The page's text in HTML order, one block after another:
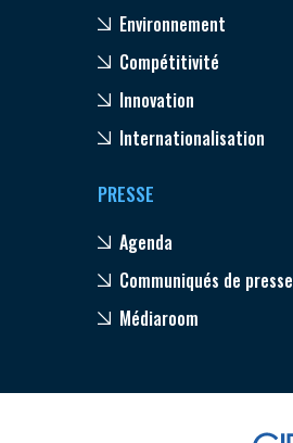
Environnement
Compétitivité
Innovation
Internationalisation
PRESSE
Agenda
Communiqués de presse
Médiaroom